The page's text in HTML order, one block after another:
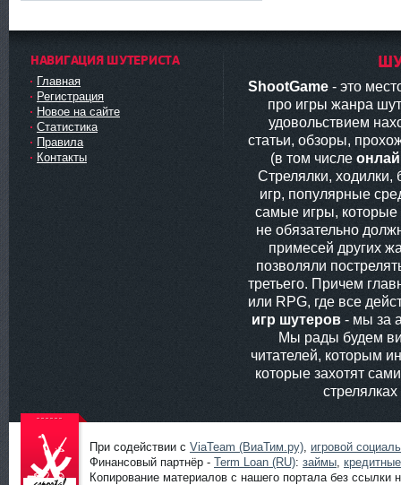
НАВИГАЦИЯ ШУТЕРИСТА
Главная
Регистрация
Новое на сайте
Статистика
Правила
Контакты
ShootGame- это
про игры жанра
удовольствием
статьи, обзоры,
(в том числе
Стрелялки, ходилки,
игр, популярные
самые игры, которые
не обязательно
примесей других
позволяли
третьего. Причем
или RPG, где все
игр шутеров- мы за
Мы рады будем
читателей, которым
которые захотят
При содействии с ViaTeam (ВиаТим.ру) игровой
Финансовый партнёр - Term Loan (RU): займы
Копирование материалов с нашего портала без ссылки